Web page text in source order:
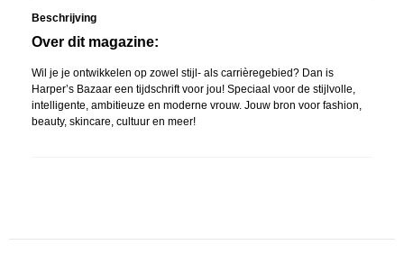
Beschrijving
Over dit magazine:
Wil je je ontwikkelen op zowel stijl- als carrièregebied? Dan is
Harper’s Bazaar een tijdschrift voor jou! Speciaal voor de stijlvolle,
intelligente, ambitieuze en moderne vrouw. Jouw bron voor fashion,
beauty, skincare, cultuur en meer!